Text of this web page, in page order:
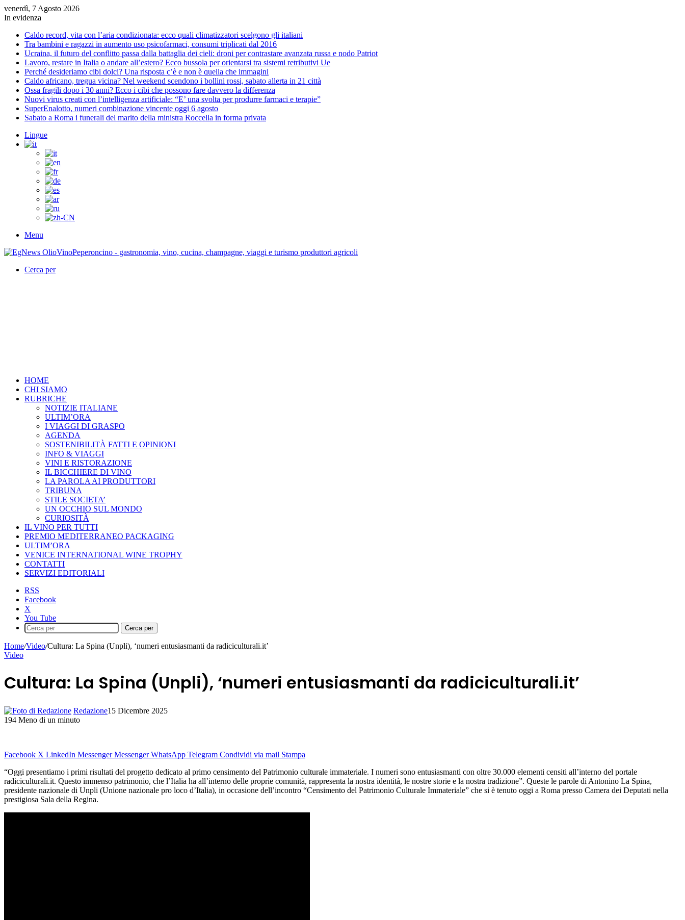
venerdì, 7 Agosto 2026
In evidenza
Caldo record, vita con l’aria condizionata: ecco quali climatizzatori scelgono gli italiani
Tra bambini e ragazzi in aumento uso psicofarmaci, consumi triplicati dal 2016
Ucraina, il futuro del conflitto passa dalla battaglia dei cieli: droni per contrastare avanzata russa e nodo Patriot
Lavoro, restare in Italia o andare all’estero? Ecco bussola per orientarsi tra sistemi retributivi Ue
Perché desideriamo cibi dolci? Una risposta c’è e non è quella che immagini
Caldo africano, tregua vicina? Nel weekend scendono i bollini rossi, sabato allerta in 21 città
Ossa fragili dopo i 30 anni? Ecco i cibi che possono fare davvero la differenza
Nuovi virus creati con l’intelligenza artificiale: “E’ una svolta per produrre farmaci e terapie”
SuperEnalotto, numeri combinazione vincente oggi 6 agosto
Sabato a Roma i funerali del marito della ministra Roccella in forma privata
Lingue
Menu
Cerca per
HOME
CHI SIAMO
RUBRICHE
NOTIZIE ITALIANE
ULTIM’ORA
I VIAGGI DI GRASPO
AGENDA
SOSTENIBILITÀ FATTI E OPINIONI
INFO & VIAGGI
VINI E RISTORAZIONE
IL BICCHIERE DI VINO
LA PAROLA AI PRODUTTORI
TRIBUNA
STILE SOCIETA’
UN OCCHIO SUL MONDO
CURIOSITÀ
IL VINO PER TUTTI
PREMIO MEDITERRANEO PACKAGING
ULTIM’ORA
VENICE INTERNATIONAL WINE TROPHY
CONTATTI
SERVIZI EDITORIALI
RSS
Facebook
X
You Tube
Cerca per
Home/Video/Cultura: La Spina (Unpli), ‘numeri entusiasmanti da radiciculturali.it’
Video
Cultura: La Spina (Unpli), ‘numeri entusiasmanti da radiciculturali.it’
Redazione15 Dicembre 2025
194 Meno di un minuto
Facebook X LinkedIn Messenger Messenger WhatsApp Telegram Condividi via mail Stampa
“Oggi presentiamo i primi risultati del progetto dedicato al primo censimento del Patrimonio culturale immateriale. I numeri sono entusiasmanti con oltre 30.000 elementi censiti all’interno del portale
radiciculturali.it. Questo immenso patrimonio, che l’Italia ha all’interno delle proprie comunità, rappresenta la nostra identità, le nostre storie e la nostra tradizione”. Queste le parole di Antonino La Spina,
presidente nazionale di Unpli (Unione nazionale pro loco d’Italia), in occasione dell’incontro “Censimento del Patrimonio Culturale Immateriale” che si è tenuto oggi a Roma presso Camera dei Deputati nella
prestigiosa Sala della Regina.